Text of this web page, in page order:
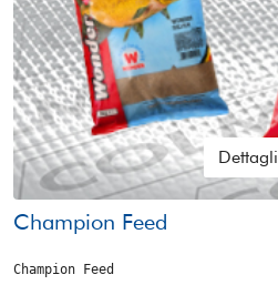
Dettagli
Champion Feed
Champion Feed